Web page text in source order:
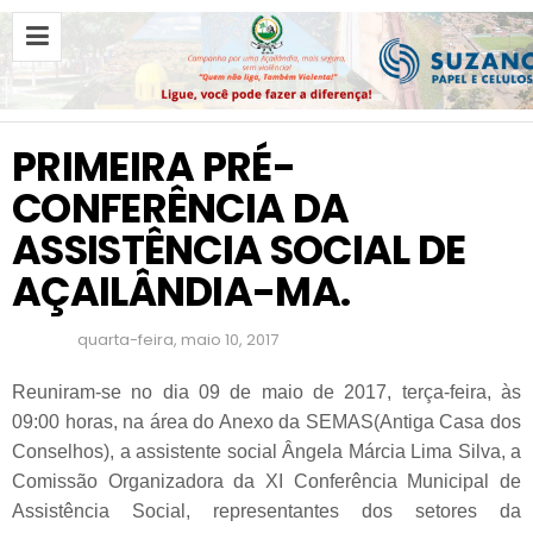
M
E
I
R
A
R
É
-
O
N
R
Ê
PRIMEIRA PRÉ-
CONFERÊNCIA DA
ASSISTÊNCIA SOCIAL DE
AÇAILÂNDIA-MA.
quarta-feira, maio 10, 2017
Reuniram-se no dia 09 de maio de 2017, terça-feira, às
09:00 horas, na área do Anexo da SEMAS(Antiga Casa dos
Conselhos), a assistente social Ângela Márcia Lima Silva, a
Comissão Organizadora da XI Conferência Municipal de
Assistência Social, representantes dos setores da